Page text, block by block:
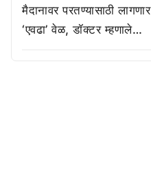
मैदानावर परतण्यासाठी लागणार
‘एवढा’ वेळ, डॉक्टर म्हणाले…